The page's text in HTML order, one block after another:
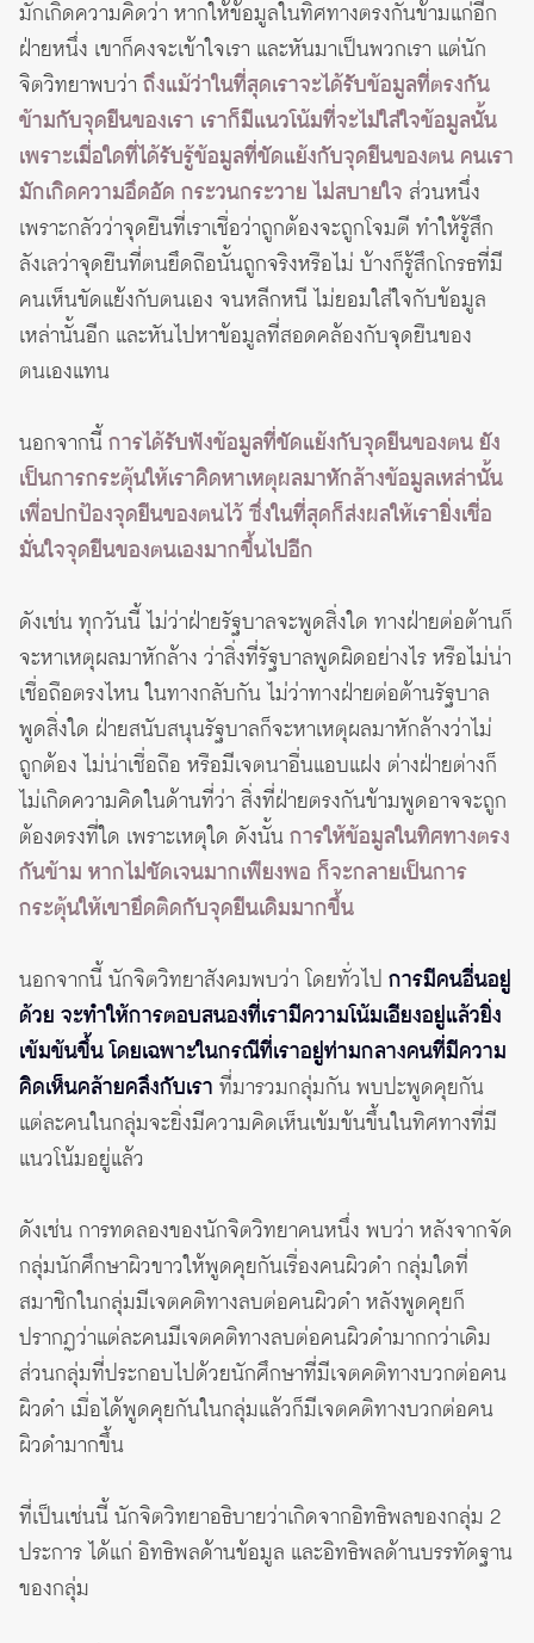
มักเกิดความคิดว่า หากให้ข้อมูลในทิศทางตรงกันข้ามแก่อีก
ฝ่ายหนึ่ง เขาก็คงจะเข้าใจเรา และหันมาเป็นพวกเรา แต่นัก
จิตวิทยาพบว่า ถึงแม้ว่าในที่สุดเราจะได้รับข้อมูลที่ตรงกัน
ข้ามกับจุดยืนของเรา เราก็มีแนวโน้มที่จะไม่ใส่ใจข้อมูลนั้น
เพราะเมื่อใดที่ได้รับรู้ข้อมูลที่ขัดแย้งกับจุดยืนของตน คนเรา
มักเกิดความอึดอัด กระวนกระวาย ไม่สบายใจ ส่วนหนึ่ง
เพราะกลัวว่าจุดยืนที่เราเชื่อว่าถูกต้องจะถูกโจมตี ทำให้รู้สึก
ลังเลว่าจุดยืนที่ตนยึดถือนั้นถูกจริงหรือไม่ บ้างก็รู้สึกโกรธที่มี
คนเห็นขัดแย้งกับตนเอง จนหลีกหนี ไม่ยอมใส่ใจกับข้อมูล
เหล่านั้นอีก และหันไปหาข้อมูลที่สอดคล้องกับจุดยืนของ
ตนเองแทน
นอกจากนี้การได้รับฟังข้อมูลที่ขัดแย้งกับจุดยืนของตน ยัง
เป็นการกระตุ้นให้เราคิดหาเหตุผลมาหักล้างข้อมูลเหล่านั้น
เพื่อปกป้องจุดยืนของตนไว้ ซึ่งในที่สุดก็ส่งผลให้เรายิ่งเชื่อ
มั่นใจจุดยืนของตนเองมากขึ้นไปอีก
ดังเช่น ทุกวันนี้ ไม่ว่าฝ่ายรัฐบาลจะพูดสิ่งใด ทางฝ่ายต่อต้านก็
จะหาเหตุผลมาหักล้าง ว่าสิ่งที่รัฐบาลพูดผิดอย่างไร หรือไม่น่า
เชื่อถือตรงไหน ในทางกลับกัน ไม่ว่าทางฝ่ายต่อต้านรัฐบาล
พูดสิ่งใด ฝ่ายสนับสนุนรัฐบาลก็จะหาเหตุผลมาหักล้างว่าไม่
ถูกต้อง ไม่น่าเชื่อถือ หรือมีเจตนาอื่นแอบแฝง ต่างฝ่ายต่างก็
ไม่เกิดความคิดในด้านที่ว่า สิ่งที่ฝ่ายตรงกันข้ามพูดอาจจะถูก
ต้องตรงที่ใด เพราะเหตุใด ดังนั้นการให้ข้อมูลในทิศทางตรง
กันข้าม หากไม่ชัดเจนมากเพียงพอ ก็จะกลายเป็นการ
กระตุ้นให้เขายึดติดกับจุดยืนเดิมมากขึ้น
นอกจากนี้ นักจิตวิทยาสังคมพบว่า โดยทั่วไป การมีคนอื่นอยู่
ด้วย จะทำให้การตอบสนองที่เรามีความโน้มเอียงอยู่แล้วยิ่ง
เข้มข้นขึ้น โดยเฉพาะในกรณีที่เราอยู่ท่ามกลางคนที่มีความ
คิดเห็นคล้ายคลึงกับเรา ที่มารวมกลุ่มกัน พบปะพูดคุยกัน
แต่ละคนในกลุ่มจะยิ่งมีความคิดเห็นเข้มข้นขึ้นในทิศทางที่มี
แนวโน้มอยู่แล้ว
ดังเช่น การทดลองของนักจิตวิทยาคนหนึ่ง พบว่า หลังจากจัด
กลุ่มนักศึกษาผิวขาวให้พูดคุยกันเรื่องคนผิวดำ กลุ่มใดที่
สมาชิกในกลุ่มมีเจตคติทางลบต่อคนผิวดำ หลังพูดคุยก็
ปรากฏว่าแต่ละคนมีเจตคติทางลบต่อคนผิวดำมากกว่าเดิม
ส่วนกลุ่มที่ประกอบไปด้วยนักศึกษาที่มีเจตคติทางบวกต่อคน
ผิวดำ เมื่อได้พูดคุยกันในกลุ่มแล้วก็มีเจตคติทางบวกต่อคน
ผิวดำมากขึ้น
ที่เป็นเช่นนี้ นักจิตวิทยาอธิบายว่าเกิดจากอิทธิพลของกลุ่ม 2
ประการ ได้แก่ อิทธิพลด้านข้อมูล และอิทธิพลด้านบรรทัดฐาน
ของกลุ่ม